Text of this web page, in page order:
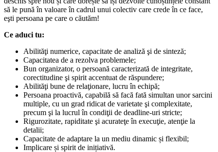
să le pună în valoare în cadrul unui colectiv care crede în ce face,
eşti persoana pe care o căutăm!
Ce aduci tu:
Abilităţi numerice, capacitate de analiză şi de sinteză;
Capacitatea de a rezolva problemele;
Bun organizator, o persoană caracterizată de integritate,
corectitudine şi spirit accentuat de răspundere;
Abilităţi bune de relaţionare, lucru în echipă;
Persoana proactivă, capabilă să facă fată simultan unor sarcini
multiple, cu un grad ridicat de varietate şi complexitate,
precum şi la lucrul în condiţii de deadline-uri stricte;
Rigurozitate, rapiditate şi acurateţe în execuţie, atenţie la
detalii;
Capacitate de adaptare la un mediu dinamic și flexibil;
Implicare și spirit de inițiativă.